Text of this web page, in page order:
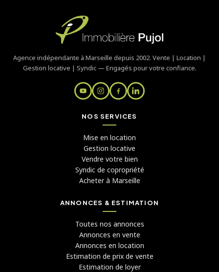
Agence indépendante à Marseille depuis 2002. Vente | Location |
Gestion locative | Syndic — Engagés pour votre confiance.
NOS SERVICES
Mise en location
Gestion locative
Vendre votre bien
Syndic de copropriété
Acheter à Marseille
ANNONCES & ESTIMATION
Toutes nos annonces
Annonces en vente
Annonces en location
Estimation de prix de vente
Estimation de loyer